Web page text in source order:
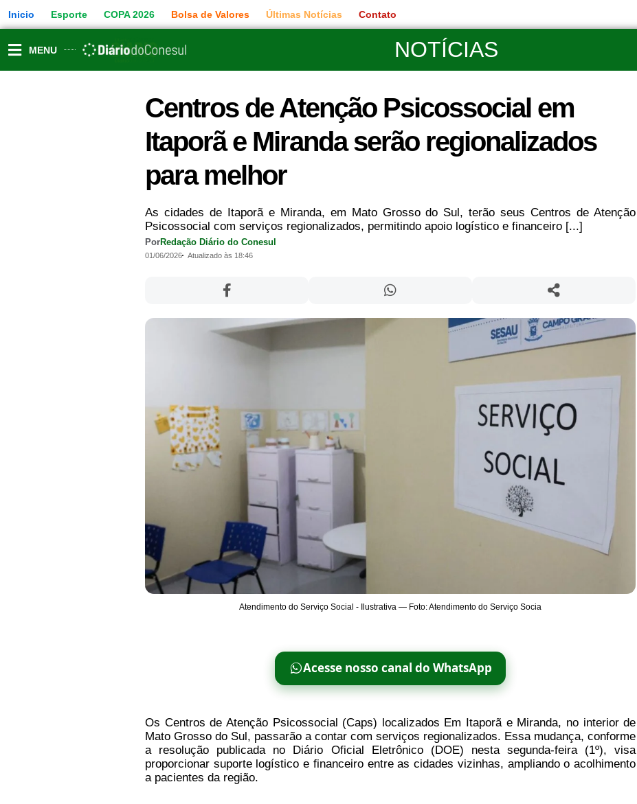
para
o
conteúdo
Inicio Esporte COPA 2026 Bolsa de Valores Últimas Notícias Contato
MENU NOTÍCIAS
Centros de Atenção Psicossocial em
Itaporã e Miranda serão regionalizados
para melhor
As cidades de Itaporã e Miranda, em Mato Grosso do Sul, terão seus Centros de Atenção
Psicossocial com serviços regionalizados, permitindo apoio logístico e financeiro [...]
PorRedação Diário do Conesul
01/06/2026 Atualizado às 18:46
Atendimento do Serviço Social - Ilustrativa — Foto: Atendimento do Serviço Socia
Acesse nosso canal do WhatsApp
Os Centros de Atenção Psicossocial (Caps) localizados Em Itaporã e Miranda, no interior de
Mato Grosso do Sul, passarão a contar com serviços regionalizados. Essa mudança, conforme
a resolução publicada no Diário Oficial Eletrônico (DOE) nesta segunda-feira (1º), visa
proporcionar suporte logístico e financeiro entre as cidades vizinhas, ampliando o acolhimento
a pacientes da região.